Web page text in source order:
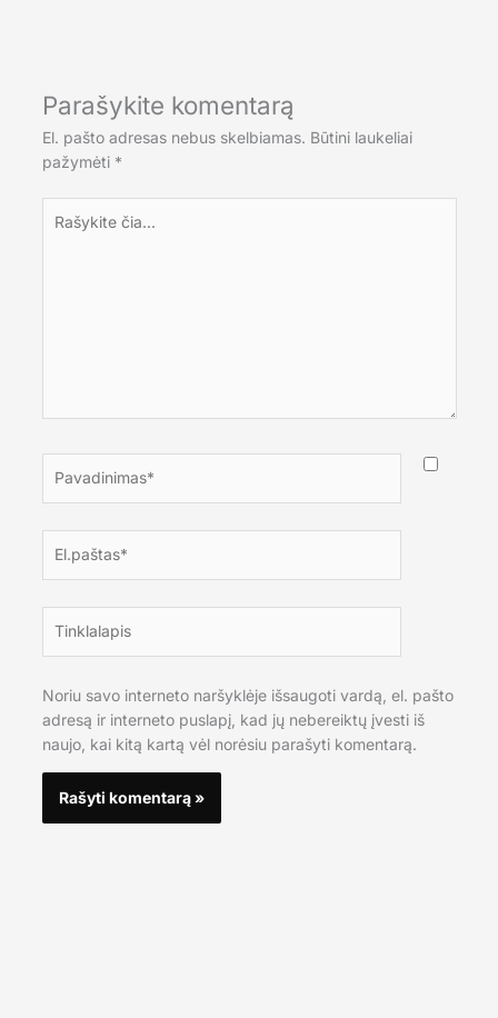
Parašykite komentarą
El. pašto adresas nebus skelbiamas. Būtini laukeliai
pažymėti *
čia...
Noriu savo interneto naršyklėje išsaugoti vardą, el. pašto
adresą ir interneto puslapį, kad jų nebereiktų įvesti iš
naujo, kai kitą kartą vėl norėsiu parašyti komentarą.